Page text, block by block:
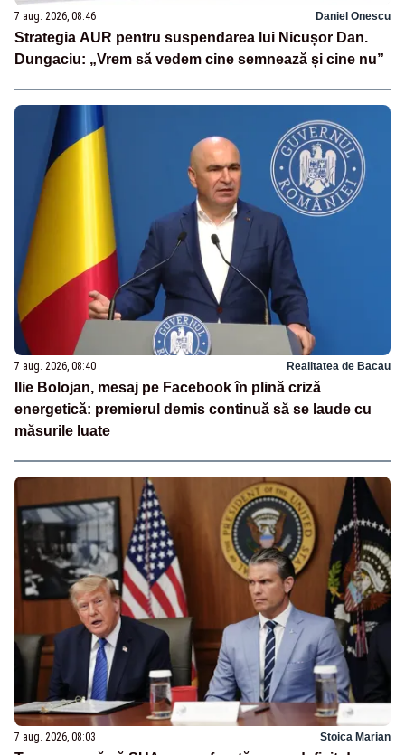
7 aug. 2026, 08:46 Daniel Onescu
Strategia AUR pentru suspendarea lui Nicușor Dan.
Dungaciu: „Vrem să vedem cine semnează și cine nu”
7 aug. 2026, 08:40 Realitatea de Bacau
Ilie Bolojan, mesaj pe Facebook în plină criză
energetică: premierul demis continuă să se laude cu
măsurile luate
7 aug. 2026, 08:03 Stoica Marian